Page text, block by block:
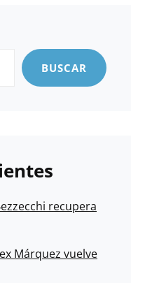
BUSCAR
recupera
Márquez vuelve